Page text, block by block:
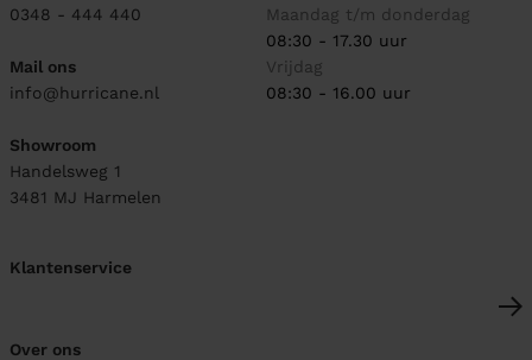
0348 - 444 440
Mail ons
info@hurricane.nl
Showroom
Handelsweg 1
3481 MJ Harmelen
Maandag t/m donderdag
08:30 - 17.30 uur
Vrijdag
08:30 - 16.00 uur
Klantenservice
Over ons